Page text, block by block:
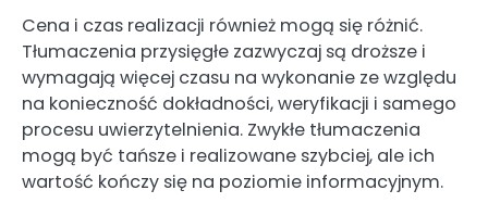
Cena i czas realizacji również mogą się różnić.
Tłumaczenia przysięgłe zazwyczaj są droższe i
wymagają więcej czasu na wykonanie ze względu
na konieczność dokładności, weryfikacji i samego
procesu uwierzytelnienia. Zwykłe tłumaczenia
mogą być tańsze i realizowane szybciej, ale ich
wartość kończy się na poziomie informacyjnym.